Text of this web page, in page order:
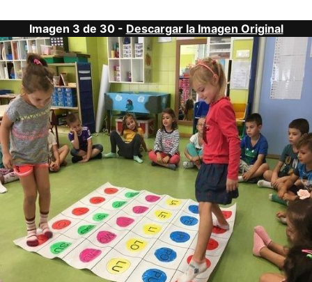
Imagen 3 de 30 - Descargar la Imagen Original